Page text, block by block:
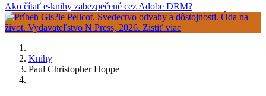
Ako čítať e-knihy zabezpečené cez Adobe DRM?
Knihy
Paul Christopher Hoppe